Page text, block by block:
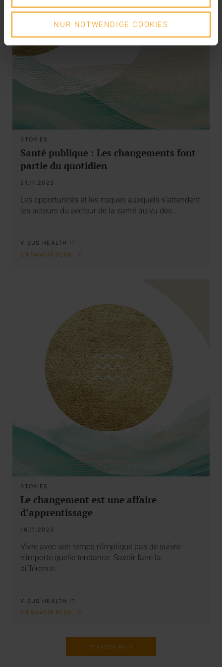
NUR NOTWENDIGE COOKIES
STORIES
Santé publique : Les changements font
partie du quotidien
21.11.2023
Les opportunités et les risques auxquels s’attendent
les acteurs du secteur de la santé au vu des…
VISUS HEALTH IT
EN SAVOIR PLUS
STORIES
Le changement est une affaire
d’apprentissage
16.11.2023
Vivre avec son temps n’implique pas de suivre
n’importe quelle tendance. Savoir faire la
différence…
VISUS HEALTH IT
EN SAVOIR PLUS
CHARGER PLUS